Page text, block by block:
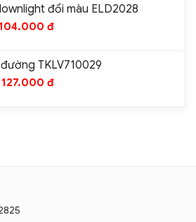
đổi màu ELD2028
đ
TKLV710029
127.000 đ